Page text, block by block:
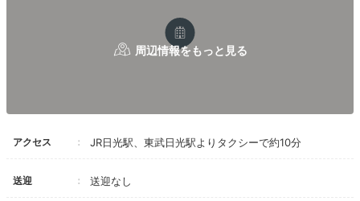
クラシック音楽が流れ、ゆったりとした時間のなかで贅
セットなどドリンクやスイーツがいただけます♡
アクセス JR日光駅、東武日光駅よりタクシーで約10分
送迎 送迎なし